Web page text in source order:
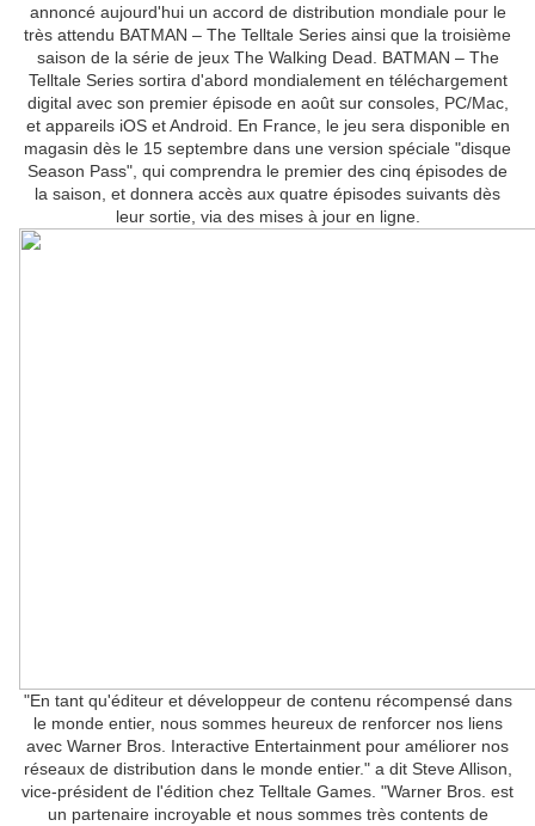
annoncé aujourd'hui un accord de distribution mondiale pour le
très attendu BATMAN – The Telltale Series ainsi que la troisième
saison de la série de jeux The Walking Dead. BATMAN – The
Telltale Series sortira d'abord mondialement en téléchargement
digital avec son premier épisode en août sur consoles, PC/Mac,
et appareils iOS et Android. En France, le jeu sera disponible en
magasin dès le 15 septembre dans une version spéciale "disque
Season Pass", qui comprendra le premier des cinq épisodes de
la saison, et donnera accès aux quatre épisodes suivants dès
leur sortie, via des mises à jour en ligne.
"En tant qu'éditeur et développeur de contenu récompensé dans
le monde entier, nous sommes heureux de renforcer nos liens
avec Warner Bros. Interactive Entertainment pour améliorer nos
réseaux de distribution dans le monde entier." a dit Steve Allison,
vice-président de l'édition chez Telltale Games. "Warner Bros. est
un partenaire incroyable et nous sommes très contents de